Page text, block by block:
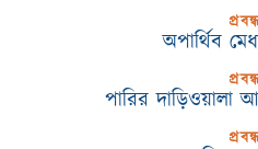
অপার্থিব
পারির দাড়িওয়ালা